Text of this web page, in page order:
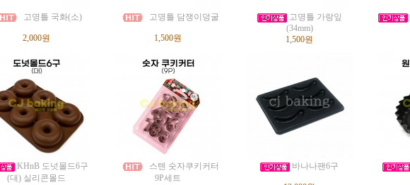
고명틀 국화(소)
2,000원
고명틀 담쟁이덩굴
1,500원
고명틀 가랑잎
(34mm)
1,500원
KHnB 도넛몰드6구
(대) 실리콘몰드
스텐 숫자쿠키커터
9P세트
바나나팬6구